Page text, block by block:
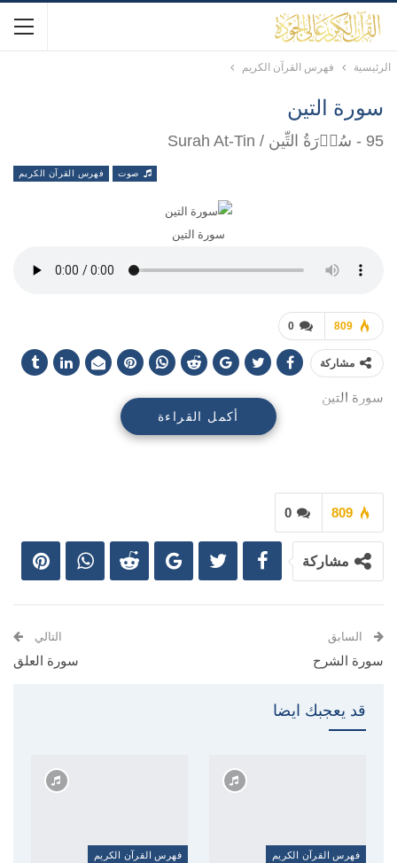
الرئيسية فهرس القرآن الكريم
سورة التين
95 - سُوۡرَةُ التِّین / Surah At-Tin
صوت فهرس القرآن الكريم
سورة التين
0 809
مشاركة
سورة التين
أكمل القراءة
0 809
مشاركة
السابق
سورة الشرح
التالي
سورة العلق
قد يعجبك ايضا
فهرس القرآن الكريم فهرس القرآن الكريم